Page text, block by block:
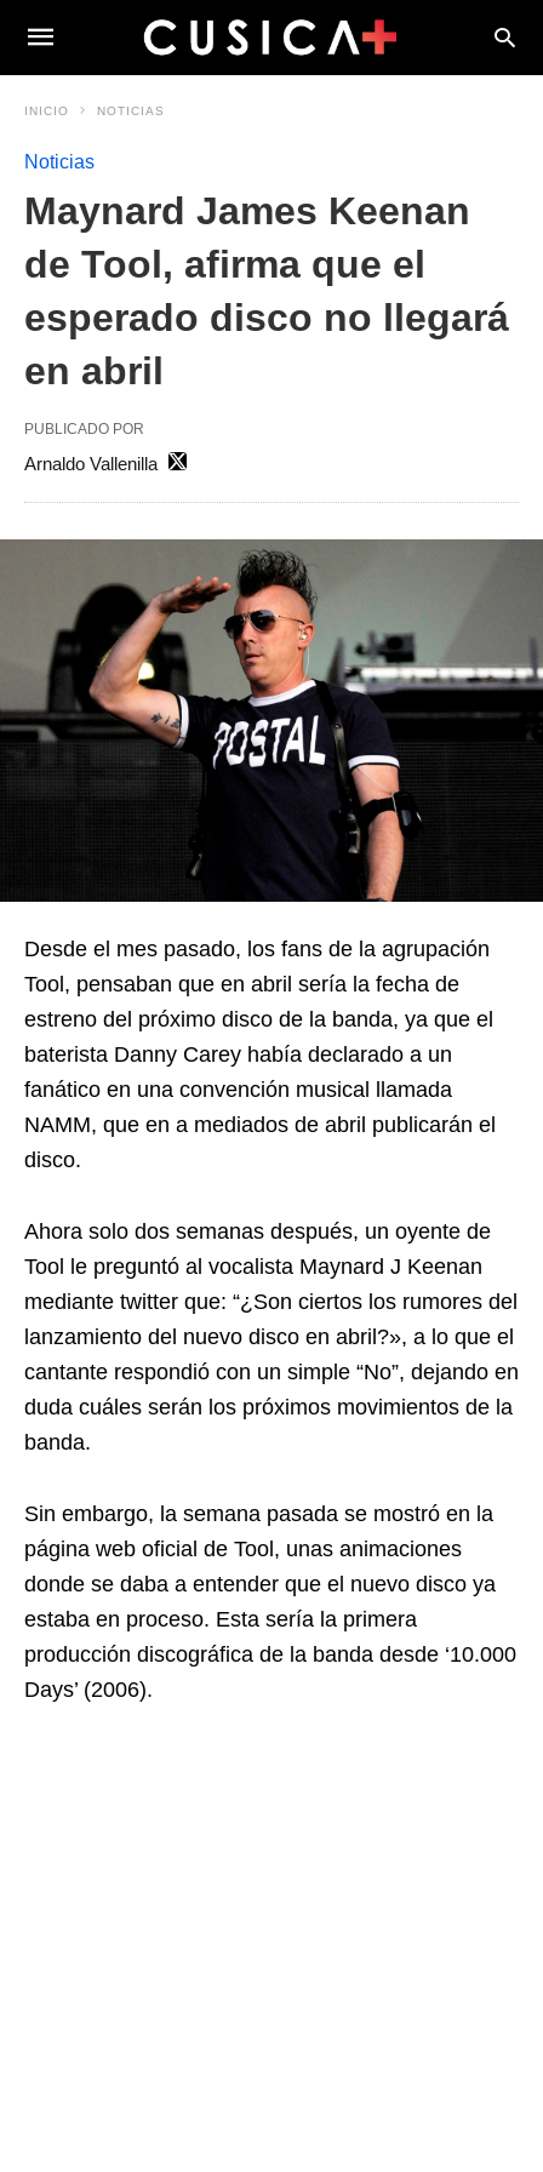
INICIO NOTICIAS
Noticias
Maynard James Keenan
de Tool, afirma que el
esperado disco no llegará
en abril
PUBLICADO POR
Arnaldo Vallenilla
Desde el mes pasado, los fans de la agrupación
Tool, pensaban que en abril sería la fecha de
estreno del próximo disco de la banda, ya que el
baterista Danny Carey había declarado a un
fanático en una convención musical llamada
NAMM, que en a mediados de abril publicarán el
disco.
Ahora solo dos semanas después, un oyente de
Tool le preguntó al vocalista Maynard J Keenan
mediante twitter que: “¿Son ciertos los rumores del
lanzamiento del nuevo disco en abril?», a lo que el
cantante respondió con un simple “No”, dejando en
duda cuáles serán los próximos movimientos de la
banda.
Sin embargo, la semana pasada se mostró en la
página web oficial de Tool, unas animaciones
donde se daba a entender que el nuevo disco ya
estaba en proceso. Esta sería la primera
producción discográfica de la banda desde ‘10.000
Days’ (2006).